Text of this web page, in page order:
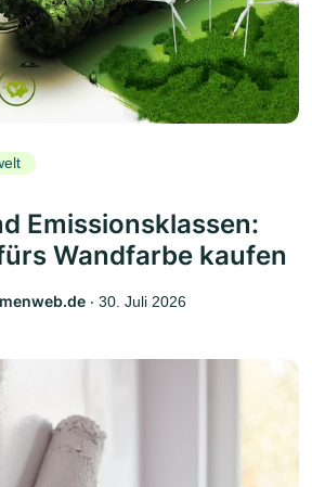
Emissionsklassen:
Wandfarbe kaufen
‧ 30. Juli 2026